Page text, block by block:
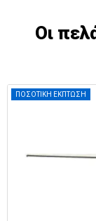
Οι
ΠΟΣΟΤΙΚΗ ΕΚΠΤΩΣΗ